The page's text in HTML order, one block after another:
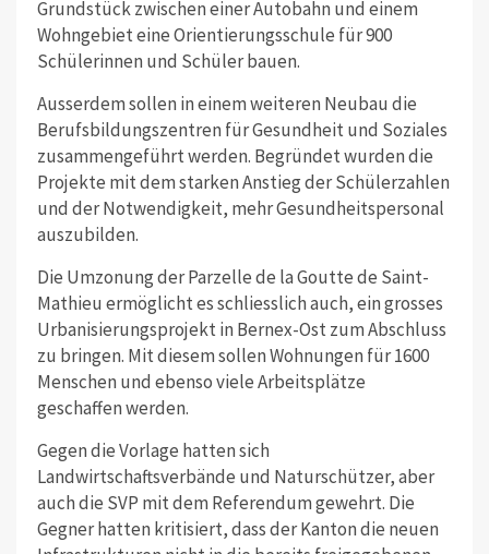
Grundstück zwischen einer Autobahn und einem
Wohngebiet eine Orientierungsschule für 900
Schülerinnen und Schüler bauen.
Ausserdem sollen in einem weiteren Neubau die
Berufsbildungszentren für Gesundheit und Soziales
zusammengeführt werden. Begründet wurden die
Projekte mit dem starken Anstieg der Schülerzahlen
und der Notwendigkeit, mehr Gesundheitspersonal
auszubilden.
Die Umzonung der Parzelle de la Goutte de Saint-
Mathieu ermöglicht es schliesslich auch, ein grosses
Urbanisierungsprojekt in Bernex-Ost zum Abschluss
zu bringen. Mit diesem sollen Wohnungen für 1600
Menschen und ebenso viele Arbeitsplätze
geschaffen werden.
Gegen die Vorlage hatten sich
Landwirtschaftsverbände und Naturschützer, aber
auch die SVP mit dem Referendum gewehrt. Die
Gegner hatten kritisiert, dass der Kanton die neuen